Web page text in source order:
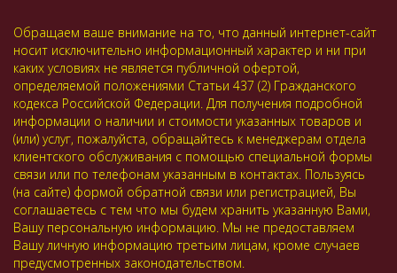
Обращаем ваше внимание на то, что данный интернет-сайт
носит исключительно информационный характер и ни при
каких условиях не является публичной офертой,
определяемой положениями Статьи 437 (2) Гражданского
кодекса Российской Федерации. Для получения подробной
информации о наличии и стоимости указанных товаров и
(или) услуг, пожалуйста, обращайтесь к менеджерам отдела
клиентского обслуживания с помощью специальной формы
связи или по телефонам указанным в контактах. Пользуясь
(на сайте) формой обратной связи или регистрацией, Вы
соглашаетесь с тем что мы будем хранить указанную Вами,
Вашу персональную информацию. Мы не предоставляем
Вашу личную информацию третьим лицам, кроме случаев
предусмотренных законодательством.